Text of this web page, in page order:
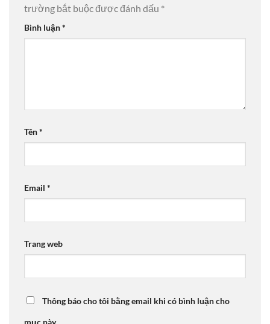
trường bắt buộc được đánh dấu *
Bình luận*
Tên*
Email *
Trang web
Thông báo cho tôi bằng email khi có bình luận cho
mục này